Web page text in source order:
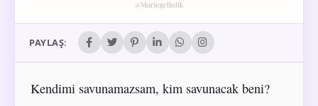
PAYLAŞ:
Kendimi savunamazsam, kim savunacak beni?